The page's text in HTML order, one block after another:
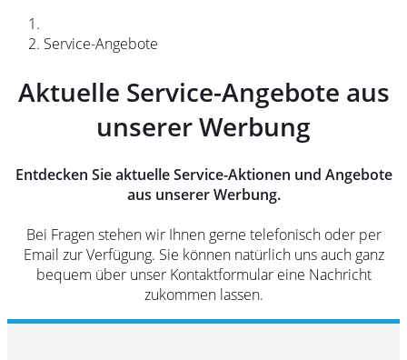
Service-Angebote
Aktuelle Service-Angebote aus
unserer Werbung
Entdecken Sie aktuelle Service-Aktionen und Angebote
aus unserer Werbung.
Bei Fragen stehen wir Ihnen gerne telefonisch oder per
Email zur Verfügung. Sie können natürlich uns auch ganz
bequem über unser Kontaktformular eine Nachricht
zukommen lassen.